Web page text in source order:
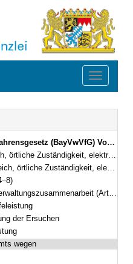
Toggle
1976 (BayRS II S. 213) BayRS 2010-1-I (Art. 1–99)
Amtshilfe, europäische Verwaltungszusammenarbeit (Art. 1–8e)
elektronische Kommunikation (Art. 1–3b)
(Art. 8a–8e)
der Ersuchen
wegen